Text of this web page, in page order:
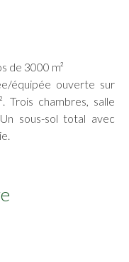
de 3000 m²
équipée ouverte sur
Trois chambres, salle
sous-sol total avec